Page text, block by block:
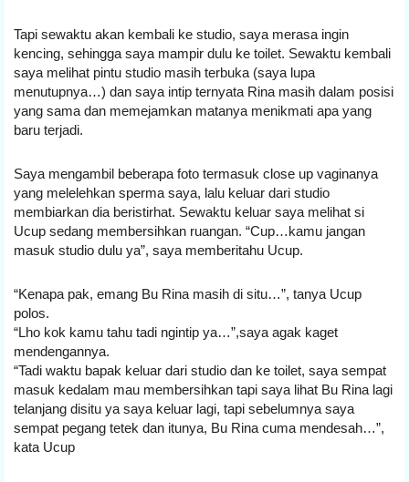
Tapi sewaktu akan kembali ke studio, saya merasa ingin
kencing, sehingga saya mampir dulu ke toilet. Sewaktu kembali
saya melihat pintu studio masih terbuka (saya lupa
menutupnya…) dan saya intip ternyata Rina masih dalam posisi
yang sama dan memejamkan matanya menikmati apa yang
baru terjadi.
Saya mengambil beberapa foto termasuk close up vaginanya
yang melelehkan sperma saya, lalu keluar dari studio
membiarkan dia beristirhat. Sewaktu keluar saya melihat si
Ucup sedang membersihkan ruangan. “Cup…kamu jangan
masuk studio dulu ya”, saya memberitahu Ucup.
“Kenapa pak, emang Bu Rina masih di situ…”, tanya Ucup
polos.
“Lho kok kamu tahu tadi ngintip ya…”,saya agak kaget
mendengannya.
“Tadi waktu bapak keluar dari studio dan ke toilet, saya sempat
masuk kedalam mau membersihkan tapi saya lihat Bu Rina lagi
telanjang disitu ya saya keluar lagi, tapi sebelumnya saya
sempat pegang tetek dan itunya, Bu Rina cuma mendesah…”,
kata Ucup